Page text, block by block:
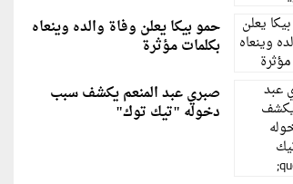
حمو بيكا يعلن وفاة والده وينعاه
بكلمات مؤثرة
صبري عبد المنعم يكشف سبب
دخوله "تيك توك"